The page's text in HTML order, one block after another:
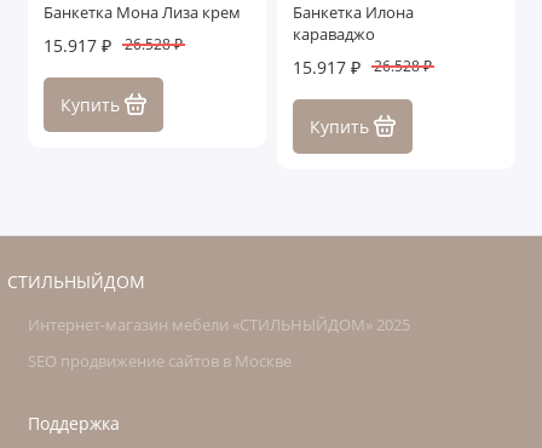
Банкетка Мона Лиза крем
15.917 ₽ 26.528 ₽
Купить
Банкетка Илона
караваджо
15.917 ₽ 26.528 ₽
Купить
СТИЛЬНЫЙДОМ
Интернет-магазин мебели «СТИЛЬНЫЙДОМ» 2025
SEO продвижение сайтов в Москве
Поддержка